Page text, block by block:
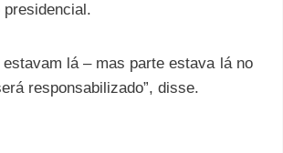
presidencial.
lá – mas parte estava lá no
responsabilizado”, disse.